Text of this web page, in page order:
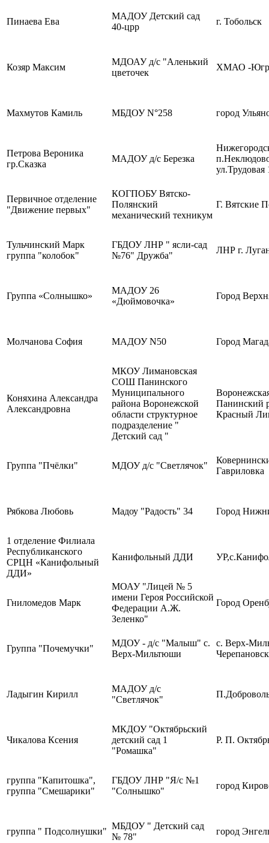
Пинаева Ева
МАДОУ Детский сад
40-црр
г. Тобольск
Козяр Максим
МДОАУ д/с "Аленький
цветочек
ХМАО -
Махмутов Камиль МБДОУ N°258 город
Петрова Вероника
гр.Сказка
МАДОУ д/с Березка
ул.Трудовая
Первичное отделение
"Движение первых"
КОГПОБУ Вятско-
Полянский
механический техникум
Г. Вятские
Тульчинский Марк
группа "колобок"
ГБДОУ ЛНР " ясли-сад
№76" Дружба"
ЛНР г.
Группа «Солнышко»
МАДОУ 26
«Дюймовочка»
Город
Молчанова София МАДОУ N50 Город
Коняхина Александра
Александровна
МКОУ Лимановская
СОШ Панинского
Муниципального
района Воронежской
области структурное
подразделение "
Детский сад "
Панинский
Красный
Группа "Пчёлки" МДОУ д/с "Светлячок"
Гавриловка
Рябкова Любовь Мадоу "Радость" 34 Город
1 отделение Филиала
Республиканского
СРЦН «Канифольный
ДДИ»
Канифольный ДДИ
Гниломедов Марк
МОАУ "Лицей № 5
имени Героя Российской
Федерации А.Ж.
Зеленко"
Город
Группа "Почемучки"
МДОУ - д/с "Малыш" с.
Верх-Мильтюши
с. Верх-
Ладыгин Кирилл
МАДОУ д/с
"Светлячок"
Чикалова Ксения
МКДОУ "Октябрьский
детский сад 1
"Ромашка"
Р. П.
группа "Капитошка",
группа "Смешарики"
ГБДОУ ЛНР "Я/с №1
"Солнышко"
город
группа " Подсолнушки"
МБДОУ " Детский сад
№ 78"
город